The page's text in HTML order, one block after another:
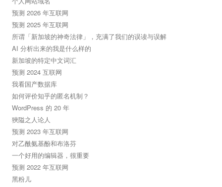
预测 2026 年互联网
预测 2025 年互联网
所谓「新加坡的神奇法律」，充满了我们的误读与误解
AI 分析出来的我是什么样的
新加坡的特定中文词汇
预测 2024 互联网
我看国产数据库
如何评价知乎的匿名机制？
WordPress 的 20 年
狹隘之人论人
预测 2023 年互联网
对乙酰氨基酚和布洛芬
一个好用的编辑器，很重要
预测 2022 年互联网
黑粉儿